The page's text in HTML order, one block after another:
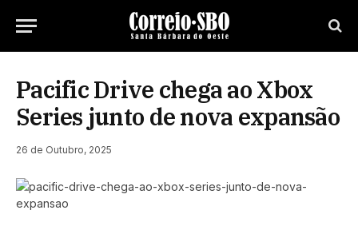
Pacific Drive chega ao Xbox
Series junto de nova expansão
26 de Outubro, 2025